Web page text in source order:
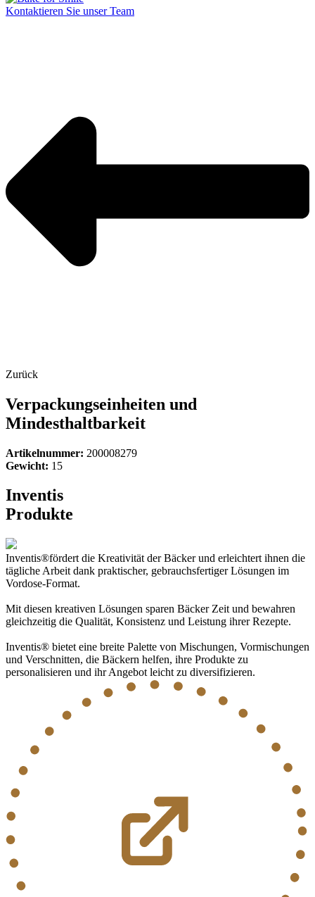
Kontaktieren Sie unser Team
Zurück
Verpackungseinheiten und
Mindesthaltbarkeit
Artikelnummer: 200008279
Gewicht: 15
Inventis
Produkte
Inventis®fördert die Kreativität der Bäcker und erleichtert ihnen die
tägliche Arbeit dank praktischer, gebrauchsfertiger Lösungen im
Vordose-Format.
Mit diesen kreativen Lösungen sparen Bäcker Zeit und bewahren
gleichzeitig die Qualität, Konsistenz und Leistung ihrer Rezepte.
Inventis® bietet eine breite Palette von Mischungen, Vormischungen
und Verschnitten, die Bäckern helfen, ihre Produkte zu
personalisieren und ihr Angebot leicht zu diversifizieren.